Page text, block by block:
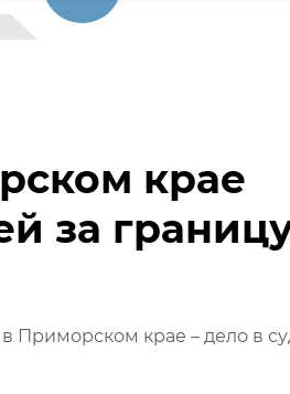
крае
за
Приморском крае – дело в